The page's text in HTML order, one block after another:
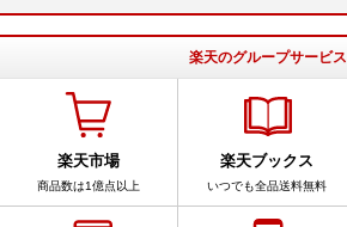
楽天のグループサービス
楽天市場
商品数は1億点以上
楽天ブックス
いつでも全品送料無料